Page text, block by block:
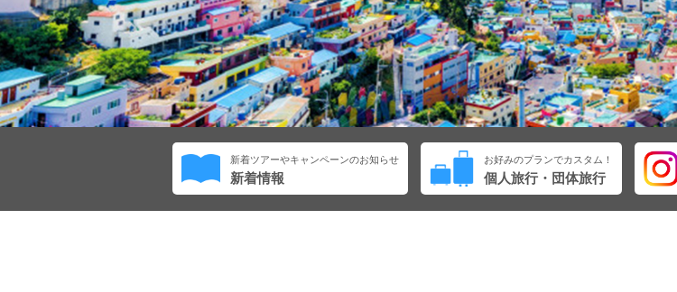
新着ツアーやキャンペーンのお知らせ
新着情報
お好みのプランでカスタム！
個人旅行・団体旅行